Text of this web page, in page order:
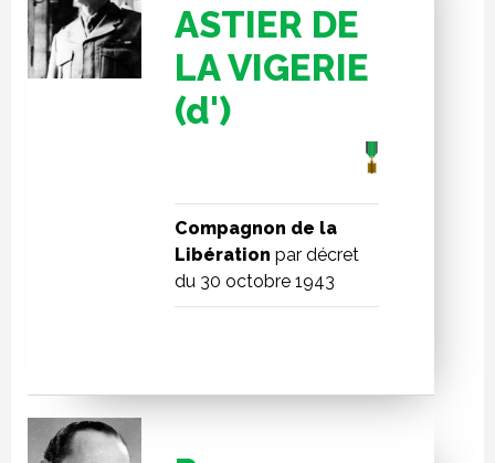
ASTIER DE
LA VIGERIE
(d')
Compagnon de la
Libération par décret
du 30 octobre 1943